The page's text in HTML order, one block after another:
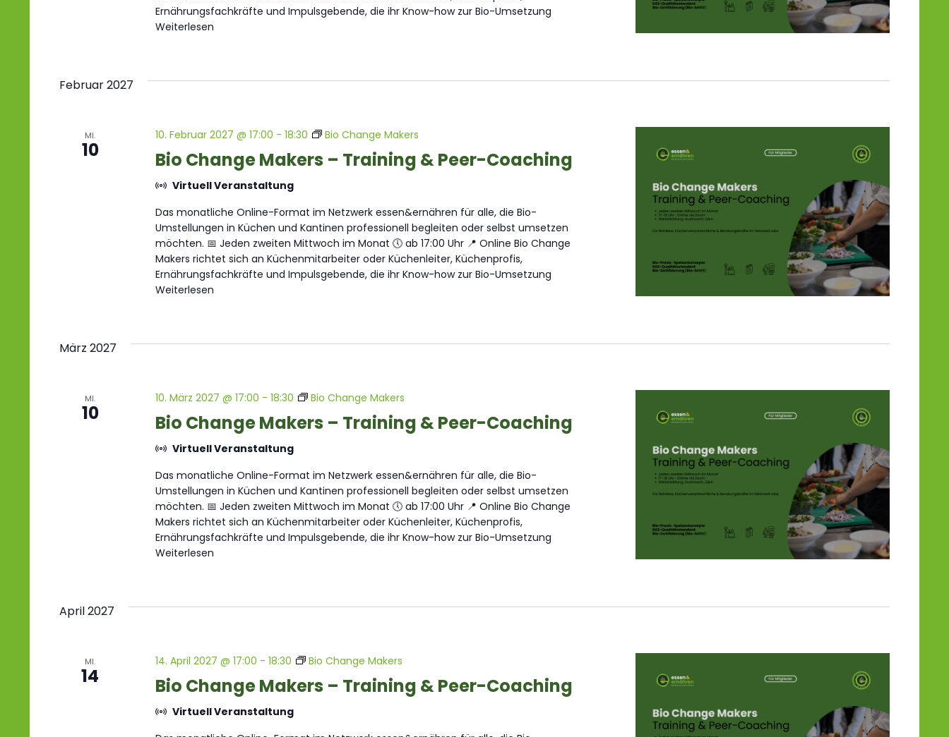
Ernährungsfachkräfte und Impulsgebende, die ihr Know-how zur Bio-Umsetzung
Weiterlesen
Februar 2027
MI.
10 Bio Change Makers – Training & Peer-Coaching
10. Februar 2027 @ 17:00 - 18:30 Bio Change Makers
Virtuell Veranstaltung
Das monatliche Online-Format im Netzwerk essen&ernähren für alle, die Bio-
Umstellungen in Küchen und Kantinen professionell begleiten oder selbst umsetzen
möchten. 📅 Jeden zweiten Mittwoch im Monat 🕔 ab 17:00 Uhr 📍 Online Bio Change
Makers richtet sich an Küchenmitarbeiter oder Küchenleiter, Küchenprofis,
Ernährungsfachkräfte und Impulsgebende, die ihr Know-how zur Bio-Umsetzung
Weiterlesen
März 2027
MI.
10 Bio Change Makers – Training & Peer-Coaching
10. März 2027 @ 17:00 - 18:30 Bio Change Makers
Virtuell Veranstaltung
Das monatliche Online-Format im Netzwerk essen&ernähren für alle, die Bio-
Umstellungen in Küchen und Kantinen professionell begleiten oder selbst umsetzen
möchten. 📅 Jeden zweiten Mittwoch im Monat 🕔 ab 17:00 Uhr 📍 Online Bio Change
Makers richtet sich an Küchenmitarbeiter oder Küchenleiter, Küchenprofis,
Ernährungsfachkräfte und Impulsgebende, die ihr Know-how zur Bio-Umsetzung
Weiterlesen
April 2027
MI.
14 Bio Change Makers – Training & Peer-Coaching
14. April 2027 @ 17:00 - 18:30 Bio Change Makers
Virtuell Veranstaltung